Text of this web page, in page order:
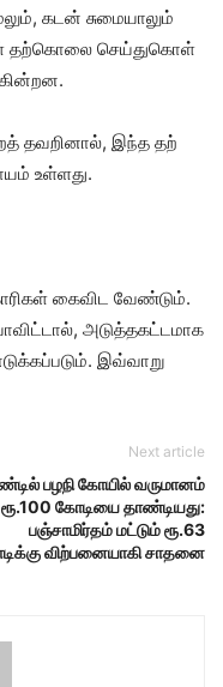
கடன் சுமை​யாலும்
தற்​கொலை செய்​து​கொள்​
தவறி​னால், இந்த தற்​
உள்​ளது.
கைவிட வேண்​டும்.
அடுத்​தகட்​ட​மாக
இவ்​வாறு
Next article
பழநி கோயில் வருமானம்
ரூ.100 கோடியை தாண்டியது:
பஞ்சாமிர்தம் மட்டும் ரூ.63
விற்பனையாகி சாதனை